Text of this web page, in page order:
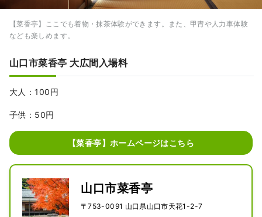
【菜香亭】ここでも着物・抹茶体験ができます。また、甲冑や人力車体験
なども楽しめます。
山口市菜香亭 大広間入場料
大人：100円
子供：50円
【菜香亭】ホームページはこちら
山口市菜香亭
〒753-0091 山口県山口市天花1-2-7